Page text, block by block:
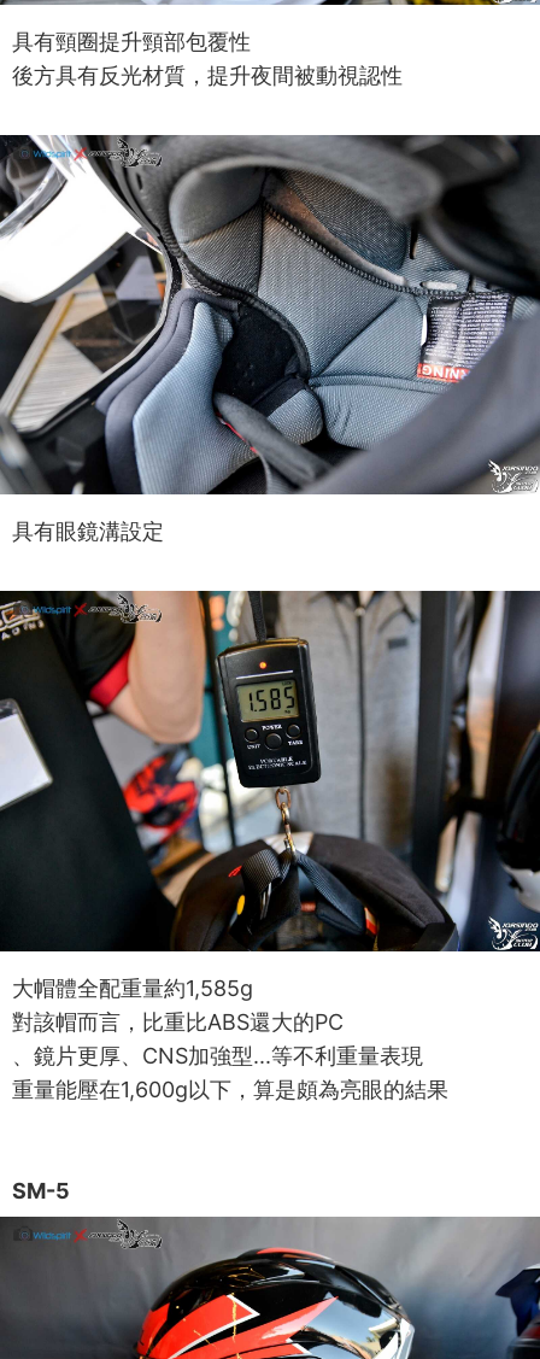
具有頸圈提升頸部包覆性
後方具有反光材質，提升夜間被動視認性
具有眼鏡溝設定
大帽體全配重量約1,585g
對該帽而言，比重比ABS還大的PC
、鏡片更厚、CNS加強型...等不利重量表現
重量能壓在1,600g以下，算是頗為亮眼的結果
SM-5